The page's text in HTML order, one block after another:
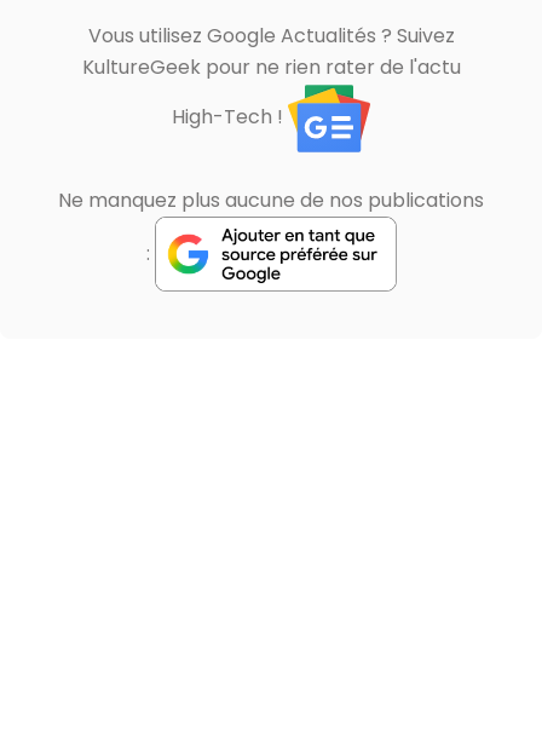
Vous utilisez Google Actualités ? Suivez
KultureGeek pour ne rien rater de l'actu
High-Tech !
Ne manquez plus aucune de nos publications
: